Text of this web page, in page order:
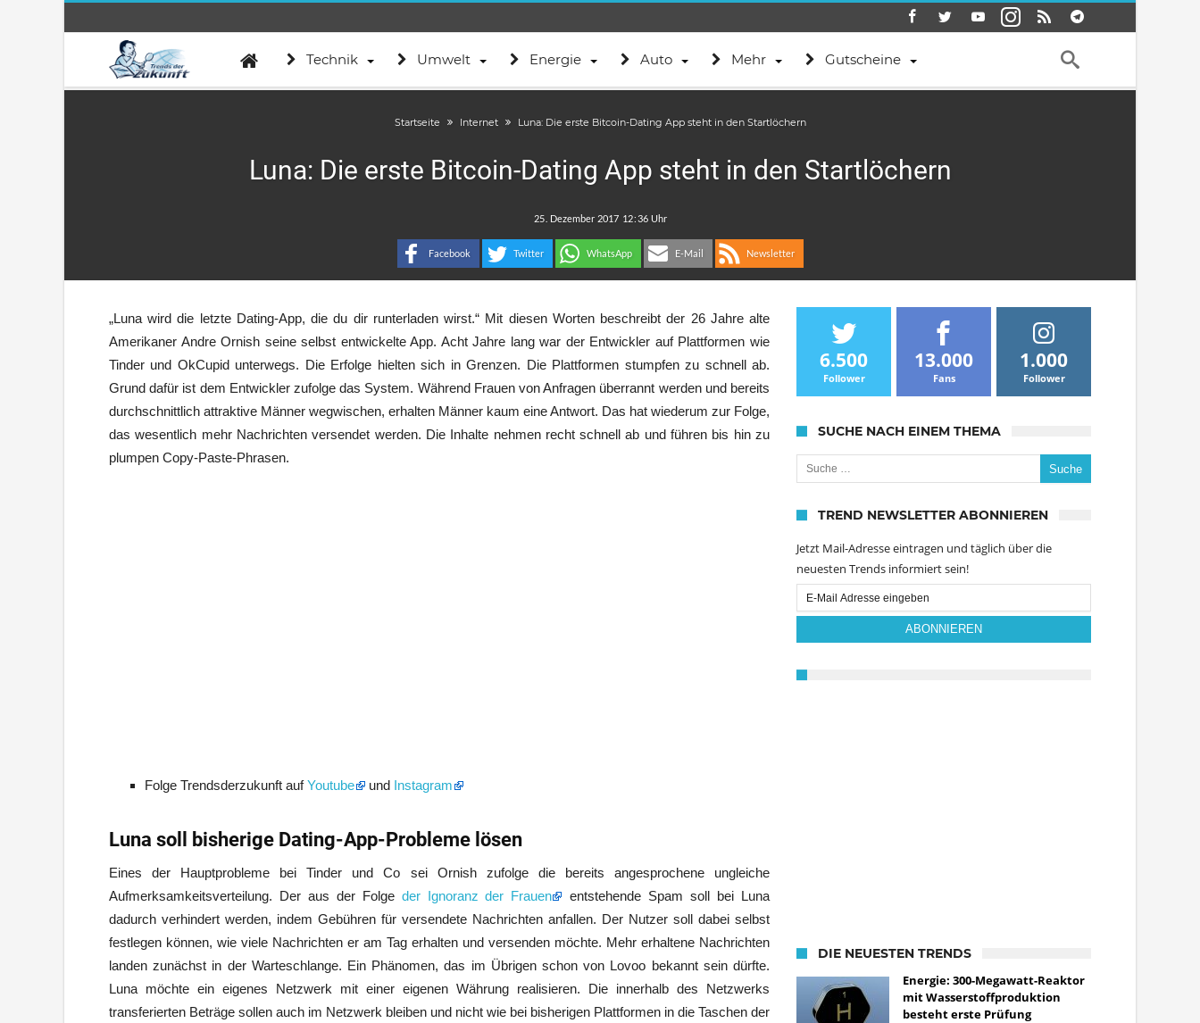
Technik Umwelt Energie Auto Mehr Gutscheine
Startseite Internet Luna: Die erste Bitcoin-Dating App steht in den Startlöchern
Luna: Die erste Bitcoin-Dating App steht in den Startlöchern
:
Facebook Twitter WhatsApp E-Mail Newsletter
„Luna wird die letzte Dating-App, die du dir runterladen wirst.“ Mit diesen Worten beschreibt der 26 Jahre alte
Amerikaner Andre Ornish seine selbst entwickelte App. Acht Jahre lang war der Entwickler auf Plattformen wie
Tinder und OkCupid unterwegs. Die Erfolge hielten sich in Grenzen. Die Plattformen stumpfen zu schnell ab.
Grund dafür ist dem Entwickler zufolge das System. Während Frauen von Anfragen überrannt werden und bereits
durchschnittlich attraktive Männer wegwischen, erhalten Männer kaum eine Antwort. Das hat wiederum zur Folge,
das wesentlich mehr Nachrichten versendet werden. Die Inhalte nehmen recht schnell ab und führen bis hin zu
plumpen Copy-Paste-Phrasen.
Folge Trendsderzukunft aufYoutube und Instagram
Luna soll bisherige Dating-App-Probleme lösen
Eines der Hauptprobleme bei Tinder und Co sei Ornish zufolge die bereits angesprochene ungleiche
Aufmerksamkeitsverteilung. Der aus der Folge der Ignoranz der Frauen
entstehende Spam soll bei Luna
dadurch verhindert werden, indem Gebühren für versendete Nachrichten anfallen. Der Nutzer soll dabei selbst
festlegen können, wie viele Nachrichten er am Tag erhalten und versenden möchte. Mehr erhaltene Nachrichten
landen zunächst in der Warteschlange. Ein Phänomen, das im Übrigen schon von Lovoo bekannt sein dürfte.
Luna möchte ein eigenes Netzwerk mit einer eigenen Währung realisieren. Die innerhalb des Netzwerks
transferierten Beträge sollen auch im Netzwerk bleiben und nicht wie bei bisherigen Plattformen in die Taschen der
6.500
Follower
13.000
Fans
1.000
Follower
SUCHE NACH EINEM THEMA
Suche nach:
TREND NEWSLETTER ABONNIEREN
Jetzt Mail-Adresse eintragen und täglich über die
neuesten Trends informiert sein!
Email
Subscription
ABONNIEREN
DIE NEUESTEN TRENDS
Energie: 300-Megawatt-Reaktor
mit Wasserstoffproduktion
besteht erste Prüfung